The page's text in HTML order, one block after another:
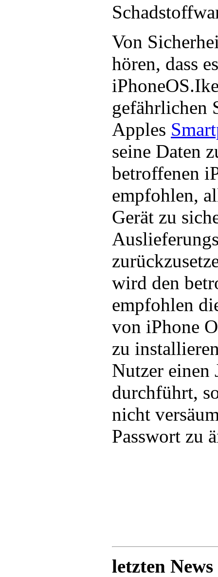
Von
hören, dass
gefährlichen
Apples
seine Daten
betroffenen
empfohlen,
Gerät zu
wird den
empfohlen
von iPhone
zu
Nutzer einen
durchführt,
nicht
Passwort zu
letzten News